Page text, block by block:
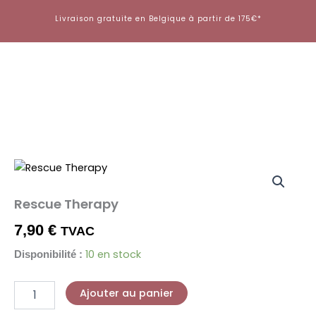
contenu
Livraison gratuite en Belgique à partir de 175€*
Rescue Therapy
7,90 € TVAC
Disponibilité : 10 en stock
quantité
Therapy
Ajouter au panier